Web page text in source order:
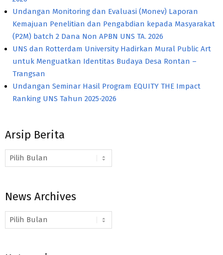
Undangan Monitoring dan Evaluasi (Monev) Laporan
Kemajuan Penelitian dan Pengabdian kepada Masyarakat
(P2M) batch 2 Dana Non APBN UNS TA. 2026
UNS dan Rotterdam University Hadirkan Mural Public Art
untuk Menguatkan Identitas Budaya Desa Rontan –
Trangsan
Undangan Seminar Hasil Program EQUITY THE Impact
Ranking UNS Tahun 2025-2026
Arsip Berita
Arsip
Berita
News Archives
News
Archives